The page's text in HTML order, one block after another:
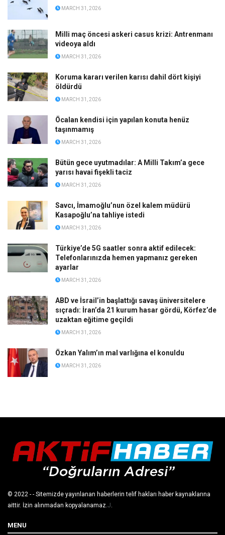
MARCH 31, 2026
Milli maç öncesi askeri casus krizi: Antrenmanı
videoya aldı
MARCH 31, 2026
Koruma kararı verilen karısı dahil dört kişiyi
öldürdü
MARCH 31, 2026
Öcalan kendisi için yapılan konuta henüz
taşınmamış
MARCH 31, 2026
Bütün gece uyutmadılar: A Milli Takım’a gece
yarısı havai fişekli taciz
MARCH 31, 2026
Savcı, İmamoğlu’nun özel kalem müdürü
Kasapoğlu’na tahliye istedi
MARCH 31, 2026
Türkiye’de 5G saatler sonra aktif edilecek:
Telefonlarınızda hemen yapmanız gereken
ayarlar
MARCH 31, 2026
ABD ve İsrail’in başlattığı savaş üniversitelere
sıçradı: İran’da 21 kurum hasar gördü, Körfez’de
uzaktan eğitime geçildi
MARCH 31, 2026
Özkan Yalım’ın mal varlığına el konuldu
MARCH 31, 2026
© 2022 - - Sitemizde yayınlanan haberlerin telif hakları haber kaynaklarına
aittir. İzin alınmadan kopyalanamaz. J
MENU